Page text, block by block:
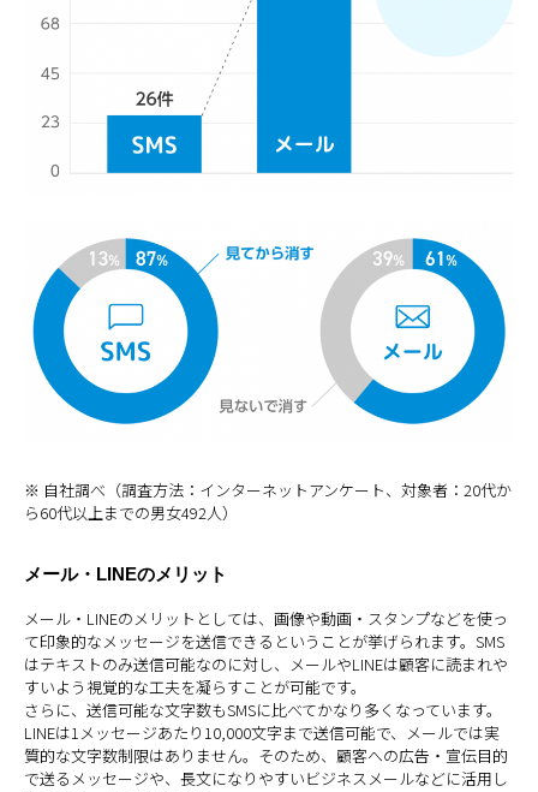
※ 自社調べ（調査方法：インターネットアンケート、対象者：20代か
ら60代以上までの男女492人）
メール・LINEのメリット
メール・LINEのメリットとしては、画像や動画・スタンプなどを使っ
て印象的なメッセージを送信できるということが挙げられます。SMS
はテキストのみ送信可能なのに対し、メールやLINEは顧客に読まれや
すいよう視覚的な工夫を凝らすことが可能です。
さらに、送信可能な文字数もSMSに比べてかなり多くなっています。
LINEは1メッセージあたり10,000文字まで送信可能で、メールでは実
質的な文字数制限はありません。そのため、顧客への広告・宣伝目的
で送るメッセージや、長文になりやすいビジネスメールなどに活用し